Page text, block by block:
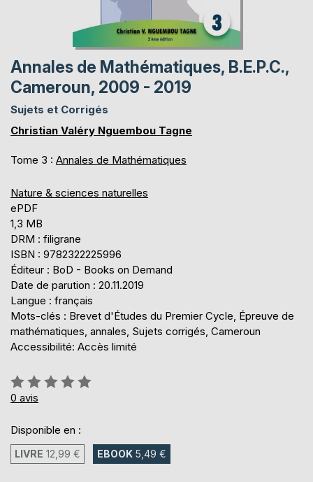
Annales de Mathématiques, B.E.P.C.,
Cameroun, 2009 - 2019
Sujets et Corrigés
Christian Valéry Nguembou Tagne
Tome 3 : Annales de Mathématiques
Nature & sciences naturelles
ePDF
1,3 MB
DRM : filigrane
ISBN : 9782322225996
Éditeur : BoD - Books on Demand
Date de parution : 20.11.2019
Langue : français
Mots-clés : Brevet d'Études du Premier Cycle, Épreuve de
mathématiques, annales, Sujets corrigés, Cameroun
Accessibilité: Accès limité
Évaluation:
0%
0 avis
Disponible en :
LIVRE 12,99 € EBOOK 5,49 €